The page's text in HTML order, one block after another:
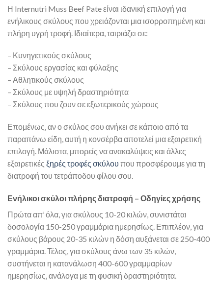
Η Internutri Muss Beef Pate είναι ιδανική επιλογή για
ενήλικους σκύλους που χρειάζονται μια ισορροπημένη και
πλήρη υγρή τροφή. Ιδιαίτερα, ταιριάζει σε:
– Κυνηγετικούς σκύλους
– Σκύλους εργασίας και φύλαξης
– Αθλητικούς σκύλους
– Σκύλους με υψηλή δραστηριότητα
– Σκύλους που ζουν σε εξωτερικούς χώρους
Επομένως, αν ο σκύλος σου ανήκει σε κάποιο από τα
παραπάνω είδη, αυτή η κονσέρβα αποτελεί μια εξαιρετική
επιλογή. Μάλιστα, μπορείς να ανακαλύψεις και άλλες
εξαιρετικές ξηρές τροφές σκύλου που προσφέρουμε για τη
διατροφή του τετράποδου φίλου σου.
Ενήλικοι σκύλοι πλήρης διατροφή – Οδηγίες χρήσης
Πρώτα απ’ όλα, για σκύλους 10-20 κιλών, συνιστάται
δοσολογία 150-250 γραμμάρια ημερησίως. Επιπλέον, για
σκύλους βάρους 20-35 κιλών η δόση αυξάνεται σε 250-400
γραμμάρια. Τέλος, για σκύλους άνω των 35 κιλών,
συστήνεται η κατανάλωση 400-600 γραμμαρίων
ημερησίως, ανάλογα με τη φυσική δραστηριότητα.